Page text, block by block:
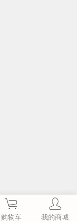
购物车 我的商城